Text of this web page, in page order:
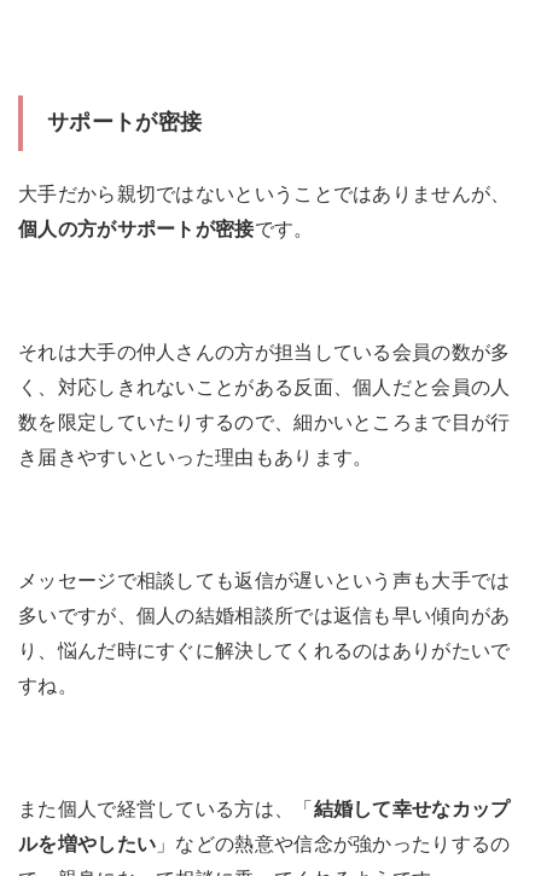
サポートが密接
大手だから親切ではないということではありませんが、
個人の方がサポートが密接です。
それは大手の仲人さんの方が担当している会員の数が多
く、対応しきれないことがある反面、個人だと会員の人
数を限定していたりするので、細かいところまで目が行
き届きやすいといった理由もあります。
メッセージで相談しても返信が遅いという声も大手では
多いですが、個人の結婚相談所では返信も早い傾向があ
り、悩んだ時にすぐに解決してくれるのはありがたいで
すね。
また個人で経営している方は、「 結婚して幸せなカップ
ルを増やしたい 」などの熱意や信念が強かったりするの